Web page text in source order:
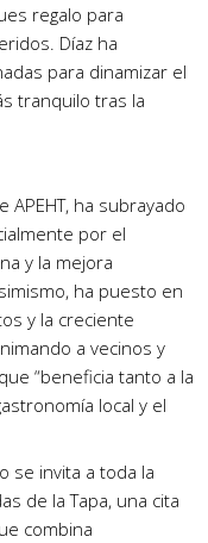
regalo para
Díaz ha
para dinamizar el
tranquilo tras la
ha subrayado
por el
y la mejora
ha puesto en
y la creciente
a vecinos y
“beneficia tanto a la
local y el
se invita a toda la
de la Tapa, una cita
combina